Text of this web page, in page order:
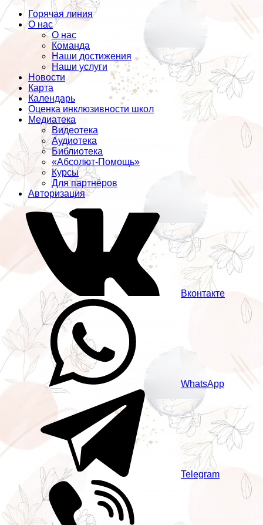
Горячая линия
О нас
О нас
Команда
Наши достижения
Наши услуги
Новости
Карта
Календарь
Оценка инклюзивности школ
Медиатека
Видеотека
Аудиотека
Библиотека
«Абсолют-Помощь»
Курсы
Для партнёров
Авторизация
Вконтакте
WhatsApp
Telegram